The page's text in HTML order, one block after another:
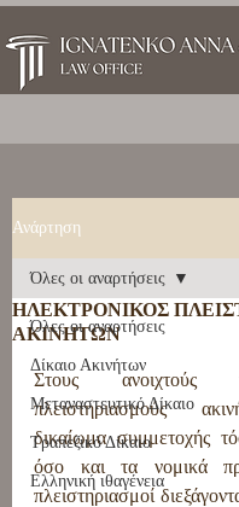
Ανάρτηση
Όλες οι αναρτήσεις
Δίκαιο Ακινήτων
Μεταναστευτικό Δίκαιο
Τραπεζικό Δίκαιο
Ελληνική ιθαγένεια
Όλες οι αναρτήσεις
ΗΛΕΚΤΡΟΝΙΚΟΣ
ΑΚΙΝΗΤΩΝ
Στους ανοιχτούς
πλειστηριασμούς
δικαίωμα συμμετοχής
όσο και τα νομικά
πλειστηριασμοί